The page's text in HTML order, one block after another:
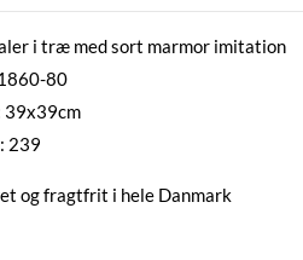
i træ med sort marmor imitation
80
39x39cm
239
og fragtfrit i hele Danmark